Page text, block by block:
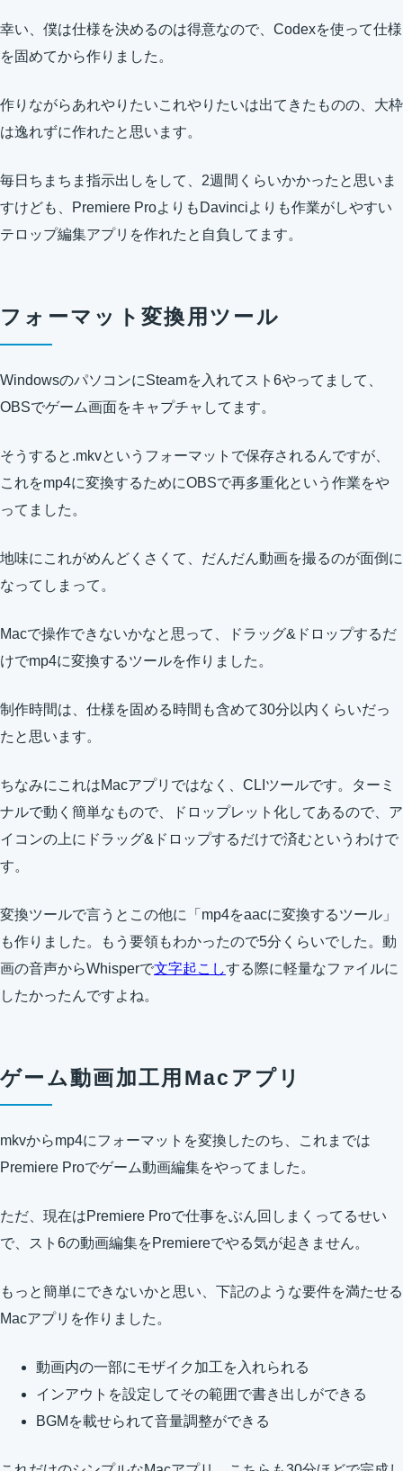
幸い、僕は仕様を決めるのは得意なので、Codexを使って仕様
を固めてから作りました。
作りながらあれやりたいこれやりたいは出てきたものの、大枠
は逸れずに作れたと思います。
毎日ちまちま指示出しをして、2週間くらいかかったと思いま
すけども、Premiere ProよりもDavinciよりも作業がしやすい
テロップ編集アプリを作れたと自負してます。
フォーマット変換用ツール
WindowsのパソコンにSteamを入れてスト6やってまして、
OBSでゲーム画面をキャプチャしてます。
そうすると.mkvというフォーマットで保存されるんですが、
これをmp4に変換するためにOBSで再多重化という作業をや
ってました。
地味にこれがめんどくさくて、だんだん動画を撮るのが面倒に
なってしまって。
Macで操作できないかなと思って、ドラッグ&ドロップするだ
けでmp4に変換するツールを作りました。
制作時間は、仕様を固める時間も含めて30分以内くらいだっ
たと思います。
ちなみにこれはMacアプリではなく、CLIツールです。ターミ
ナルで動く簡単なもので、ドロップレット化してあるので、ア
イコンの上にドラッグ&ドロップするだけで済むというわけで
す。
変換ツールで言うとこの他に「mp4をaacに変換するツール」
も作りました。もう要領もわかったので5分くらいでした。動
画の音声からWhisperで文字起こしする際に軽量なファイルに
したかったんですよね。
ゲーム動画加工用Macアプリ
mkvからmp4にフォーマットを変換したのち、これまでは
Premiere Proでゲーム動画編集をやってました。
ただ、現在はPremiere Proで仕事をぶん回しまくってるせい
で、スト6の動画編集をPremiereでやる気が起きません。
もっと簡単にできないかと思い、下記のような要件を満たせる
Macアプリを作りました。
動画内の一部にモザイク加工を入れられる
インアウトを設定してその範囲で書き出しができる
BGMを載せられて音量調整ができる